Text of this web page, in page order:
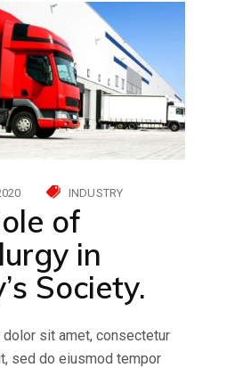
INDUSTRY
of
in
Society.
sit amet, consectetur
sed do eiusmod tempor